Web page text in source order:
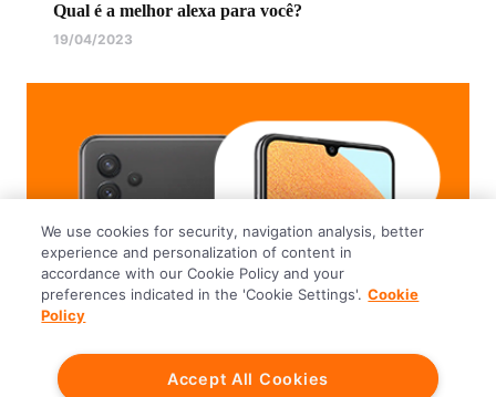
Qual é a melhor alexa para você?
19/04/2023
Melhor celular da Samsung: Conheça as opções e o
We use cookies for security, navigation analysis, better
experience and personalization of content in
accordance with our Cookie Policy and your
preferences indicated in the 'Cookie Settings'. Cookie
Policy
Accept All Cookies